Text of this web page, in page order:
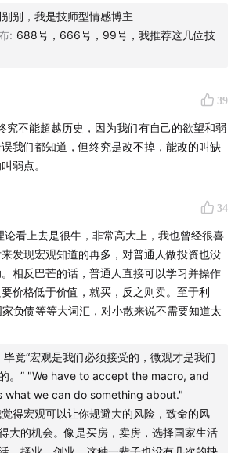
经济部门与谁来扛鼎？
别，我是技师型情感博主
: 688号，666号，99号，我推荐这几位技
39
究不能超越历史，因为我们有自己的欲望和弱
我们都知道，但终究是改不掉，能改的叫缺
弱点。
34
论看上去是很牛，非常高大上，我也曾经很喜
发现宏观知道的再多，对普通人做投资也没
相反巴芒的话，普通人直接可以学习并操作
价格低于价值，就买，反之则卖。至于利
负债等等大词汇，对小散来说不需要知道太
毕竟“宏观是我们必须接受的，微观才是我们
。” "We have to accept the macro, and
what we can do something about."
得宏观可以让你规避大的风险，致命的风
大的机会。像是买房，卖房，选择国家生活